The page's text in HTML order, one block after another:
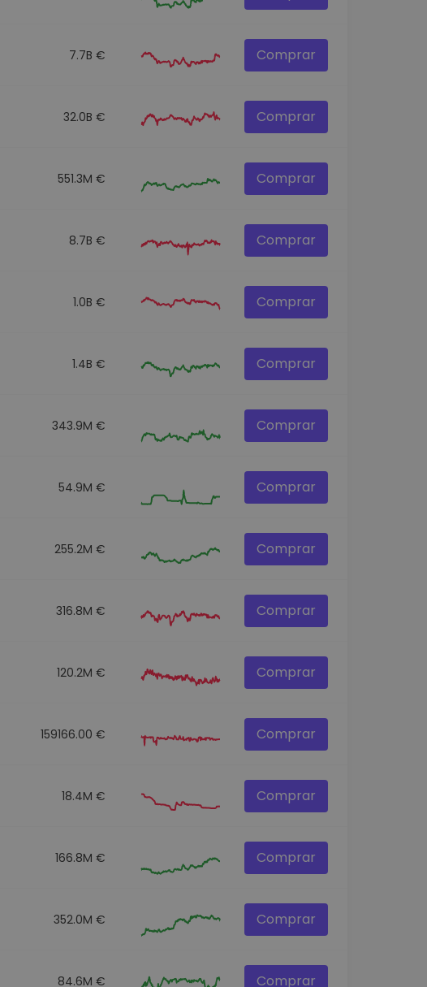
7.7B € Comprar
32.0B € Comprar
551.3M € Comprar
8.7B € Comprar
1.0B € Comprar
1.4B € Comprar
343.9M € Comprar
54.9M € Comprar
255.2M € Comprar
316.8M € Comprar
120.2M € Comprar
159166.00 € Comprar
18.4M € Comprar
166.8M € Comprar
352.0M € Comprar
84.6M € Comprar